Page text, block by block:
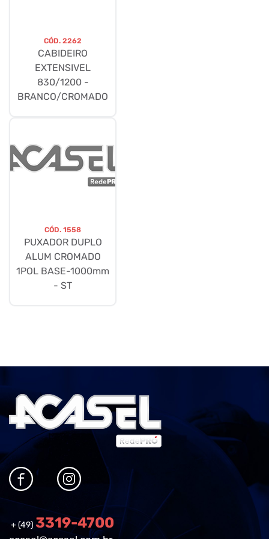
CÓD. 2262
CABIDEIRO
EXTENSIVEL
830/1200 -
BRANCO/CROMADO
CÓD. 1558
PUXADOR DUPLO
ALUM CROMADO
1POL BASE-1000mm
- ST
+ (49) 3319-4700